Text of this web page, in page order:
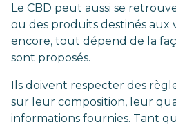
Le CBD peut aussi se
ou des produits destinés aux
encore, tout dépend de la
sont proposés.
Ils doivent respecter des
sur leur composition, leur
informations fournies. Tant